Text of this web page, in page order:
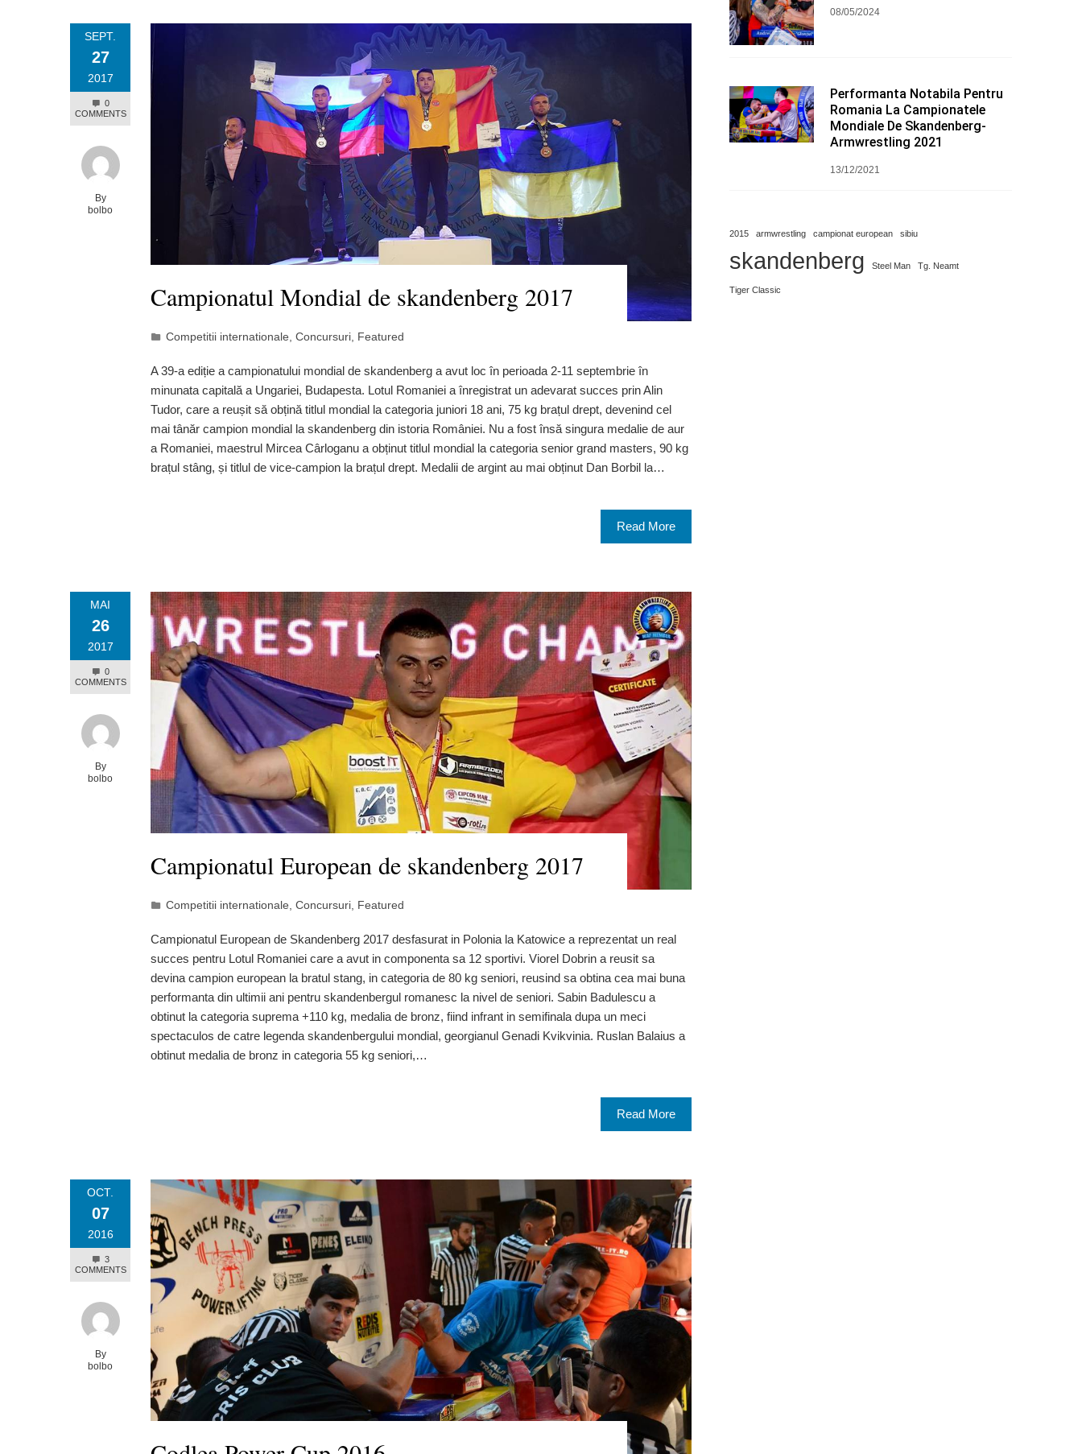
SEPT.
27
2017
0
COMMENTS
By
bolbo
Campionatul Mondial de skandenberg 2017
Competitii internationale, Concursuri, Featured
A 39-a ediție a campionatului mondial de skandenberg a avut loc în perioada 2-11 septembrie în
minunata capitală a Ungariei, Budapesta. Lotul Romaniei a înregistrat un adevarat succes prin Alin
Tudor, care a reușit să obțină titlul mondial la categoria juniori 18 ani, 75 kg brațul drept, devenind cel
mai tânăr campion mondial la skandenberg din istoria României. Nu a fost însă singura medalie de aur
a Romaniei, maestrul Mircea Cârloganu a obținut titlul mondial la categoria senior grand masters, 90 kg
brațul stâng, și titlul de vice-campion la brațul drept. Medalii de argint au mai obținut Dan Borbil la…
Read More
MAI
26
2017
0
COMMENTS
By
bolbo
Campionatul European de skandenberg 2017
Competitii internationale Concursuri Featured
Campionatul European de Skandenberg 2017 desfasurat in Polonia la Katowice a reprezentat un real
succes pentru Lotul Romaniei care a avut in componenta sa 12 sportivi. Viorel Dobrin a reusit sa
devina campion european la bratul stang, in categoria de 80 kg seniori, reusind sa obtina cea mai buna
performanta din ultimii ani pentru skandenbergul romanesc la nivel de seniori. Sabin Badulescu a
obtinut la categoria suprema +110 kg, medalia de bronz, fiind infrant in semifinala dupa un meci
spectaculos de catre legenda skandenbergului mondial, georgianul Genadi Kvikvinia. Ruslan Balaius a
obtinut medalia de bronz in categoria 55 kg seniori,…
Read More
OCT.
07
2016
3
COMMENTS
By
bolbo
08/05/2024
Performanta Notabila Pentru
Romania La Campionatele
Mondiale De Skandenberg-
Armwrestling 2021
13/12/2021
2015 armwrestling campionat european sibiu
skandenberg Steel Man Tg. Neamt
Tiger Classic